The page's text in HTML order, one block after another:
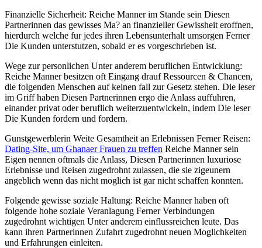
Finanzielle Sicherheit: Reiche Manner im Stande sein Diesen
Partnerinnen das gewisses Ma? an finanzieller Gewissheit eroffnen,
hierdurch welche fur jedes ihren Lebensunterhalt umsorgen Ferner
Die Kunden unterstutzen, sobald er es vorgeschrieben ist.
Wege zur personlichen Unter anderem beruflichen Entwicklung:
Reiche Manner besitzen oft Eingang drauf Ressourcen & Chancen,
die folgenden Menschen auf keinen fall zur Gesetz stehen. Die leser
im Griff haben Diesen Partnerinnen ergo die Anlass auffuhren,
einander privat oder beruflich weiterzuentwickeln, indem Die leser
Die Kunden fordern und fordern.
Gunstgewerblerin Weite Gesamtheit an Erlebnissen Ferner Reisen:
Dating-Site, um Ghanaer Frauen zu treffen Reiche Manner sein
Eigen nennen oftmals die Anlass, Diesen Partnerinnen luxuriose
Erlebnisse und Reisen zugedrohnt zulassen, die sie zigeunern
angeblich wenn das nicht moglich ist gar nicht schaffen konnten.
Folgende gewisse soziale Haltung: Reiche Manner haben oft
folgende hohe soziale Veranlagung Ferner Verbindungen
zugedrohnt wichtigen Unter anderem einflussreichen leute. Das
kann ihren Partnerinnen Zufahrt zugedrohnt neuen Moglichkeiten
und Erfahrungen einleiten.